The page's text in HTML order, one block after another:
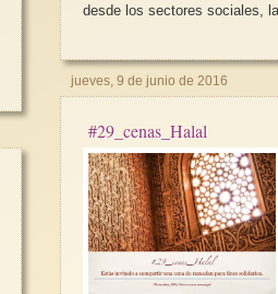
desde los sectores sociales,
jueves, 9 de junio de 2016
#29_cenas_Halal